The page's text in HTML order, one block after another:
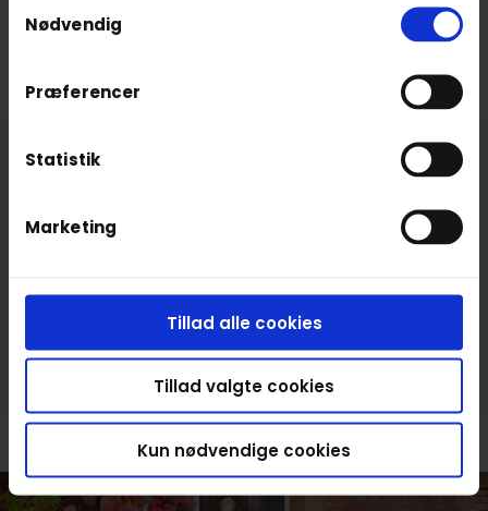
Nødvendig
Præferencer
Statistik
Marketing
Tillad alle cookies
Tillad valgte cookies
Kun nødvendige cookies
Indtast din adresse og vælg den ydelse, tid og